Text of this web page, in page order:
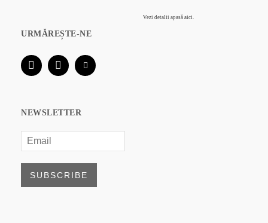
URMĂREȘTE-NE
NEWSLETTER
Vezi detalii apasă aici.